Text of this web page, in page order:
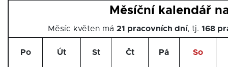
Měsíční kalendář
Měsíc květen má 21 pracovních dní, tj. 168
Po Út St Čt Pá So